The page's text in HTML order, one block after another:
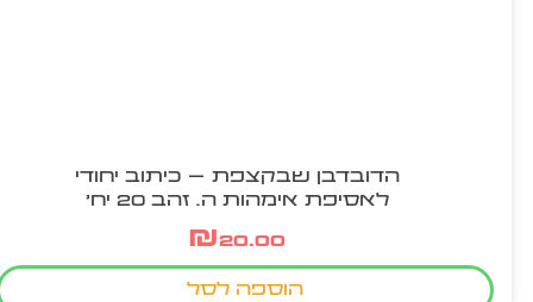
הדובדבן שבקצפת – כיתוב יחודי
לאסיפת אימהות ה. זהב 20 יח'
₪20.00
הוספה לסל